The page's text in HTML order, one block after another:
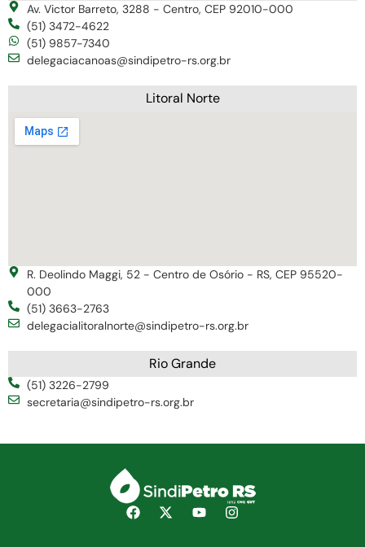
Av. Victor Barreto, 3288 - Centro, CEP 92010-000
(51) 3472-4622
(51) 9857-7340
delegaciacanoas@sindipetro-rs.org.br
Litoral Norte
R. Deolindo Maggi, 52 - Centro de Osório - RS, CEP 95520-
000
(51) 3663-2763
delegacialitoralnorte@sindipetro-rs.org.br
Rio Grande
(51) 3226-2799
secretaria@sindipetro-rs.org.br